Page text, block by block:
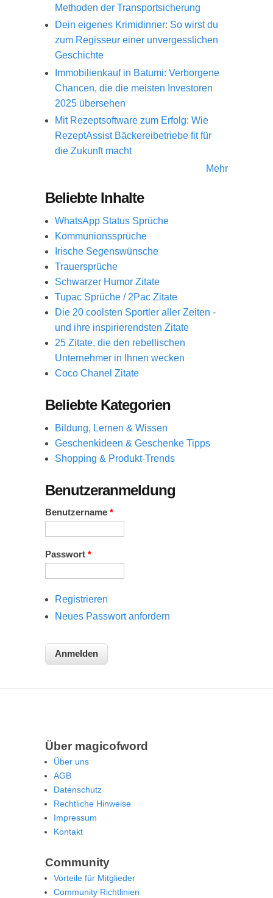
Methoden der Transportsicherung
Dein eigenes Krimidinner: So wirst du
zum Regisseur einer unvergesslichen
Geschichte
Immobilienkauf in Batumi: Verborgene
Chancen, die die meisten Investoren
2025 übersehen
Mit Rezeptsoftware zum Erfolg: Wie
RezeptAssist Bäckereibetriebe fit für
die Zukunft macht
Mehr
Beliebte Inhalte
WhatsApp Status Sprüche
Kommunionssprüche
Irische Segenswünsche
Trauersprüche
Schwarzer Humor Zitate
Tupac Sprüche / 2Pac Zitate
Die 20 coolsten Sportler aller Zeiten -
und ihre inspirierendsten Zitate
25 Zitate, die den rebellischen
Unternehmer in Ihnen wecken
Coco Chanel Zitate
Beliebte Kategorien
Bildung, Lernen & Wissen
Geschenkideen & Geschenke Tipps
Shopping & Produkt-Trends
Benutzeranmeldung
Benutzername *
Passwort *
Registrieren
Neues Passwort anfordern
Über magicofword
Über uns
AGB
Datenschutz
Rechtliche Hinweise
Impressum
Kontakt
Community
Vorteile für Mitglieder
Community Richtlinien